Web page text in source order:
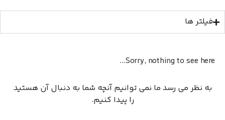
فیلتر ها
Sorry, nothing to see here...
به نظر می رسد ما نمی توانیم آنچه شما به دنبال آن هستید
را پیدا کنیم.